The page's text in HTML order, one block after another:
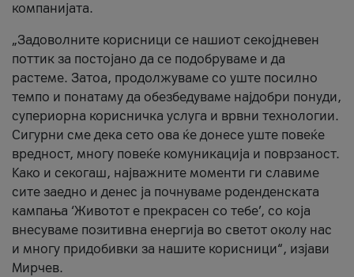
компанијата.
„Задоволните корисници се нашиот секојдневен
поттик за постојано да се подобруваме и да
растеме. Затоа, продолжуваме со уште посилно
темпо и понатаму да обезбедуваме најдобри понуди,
супериорна корисничка услуга и врвни технологии.
Сигурни сме дека сето ова ќе донесе уште повеќе
вредност, многу повеќе комуникација и поврзаност.
Kако и секогаш, најважните моменти ги славиме
сите заедно и денес ја почнуваме роденденската
кампања ‘Животот е прекрасен со тебе’, со која
внесуваме позитивна енергија во светот околу нас
и многу придобивки за нашите корисници“, изјави
Мирчев.